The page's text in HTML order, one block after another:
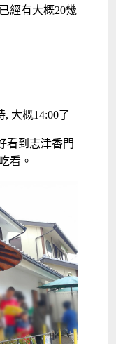
經有大概20幾
大概14:00了
看到志津香門
看。